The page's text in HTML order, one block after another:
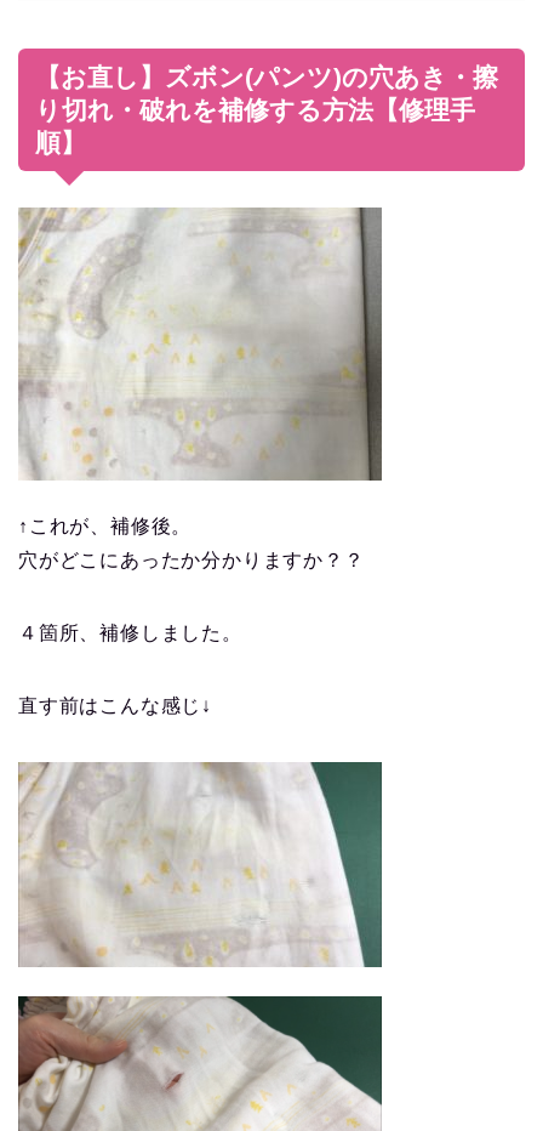
【お直し】ズボン(パンツ)の穴あき・擦
り切れ・破れを補修する方法【修理手
順】
↑これが、補修後。
穴がどこにあったか分かりますか？？
４箇所、補修しました。
直す前はこんな感じ↓